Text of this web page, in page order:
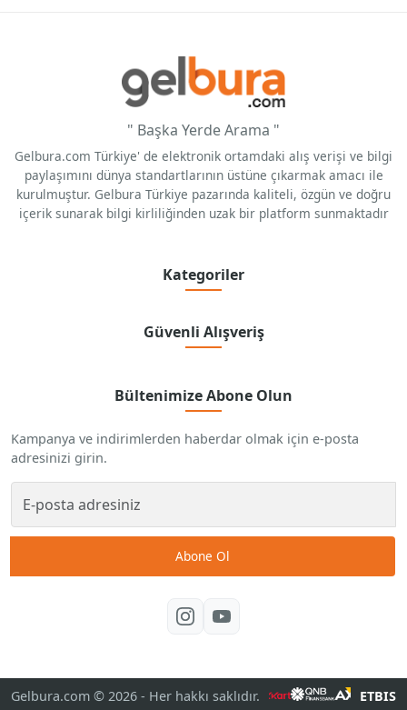
" Başka Yerde Arama "
Gelbura.com Türkiye' de elektronik ortamdaki alış verişi ve bilgi
paylaşımını dünya standartlarının üstüne çıkarmak amacı ile
kurulmuştur. Gelbura Türkiye pazarında kaliteli, özgün ve doğru
içerik sunarak bilgi kirliliğinden uzak bir platform sunmaktadır
Kategoriler
Güvenli Alışveriş
Bültenimize Abone Olun
Kampanya ve indirimlerden haberdar olmak için e-posta
adresinizi girin.
Abone Ol
Gelbura.com © 2026 - Her hakkı saklıdır. ETBIS